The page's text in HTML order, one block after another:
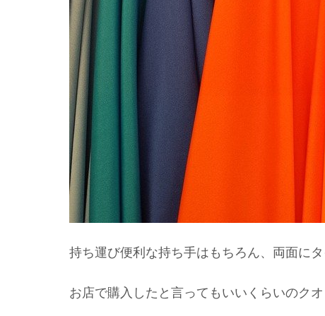
持ち運び便利な持ち手はもちろん、両面に
お店で購入したと言ってもいいくらいのク